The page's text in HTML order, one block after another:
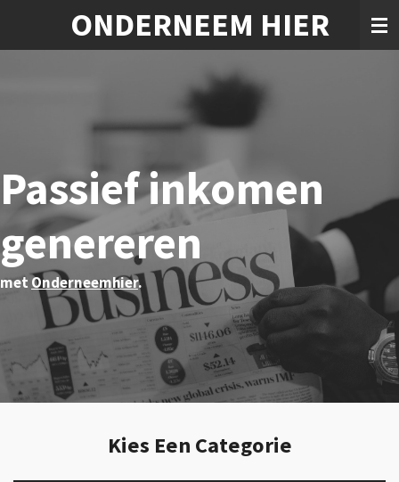
ONDERNEEM HIER
Passief inkomen
genereren
met Onderneemhier.
Kies Een Categorie